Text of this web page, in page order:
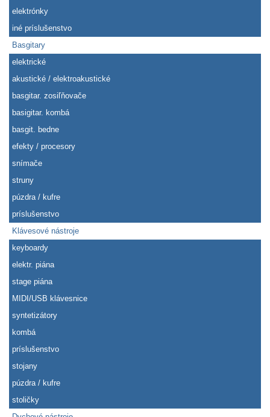
elektrónky
iné príslušenstvo
Basgitary
elektrické
akustické / elektroakustické
basgitar. zosiľňovače
basigitar. kombá
basgit. bedne
efekty / procesory
snímače
struny
púzdra / kufre
príslušenstvo
Klávesové nástroje
keyboardy
elektr. piána
stage piána
MIDI/USB klávesnice
syntetizátory
kombá
príslušenstvo
stojany
púzdra / kufre
stoličky